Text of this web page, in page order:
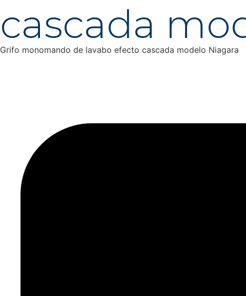
cascada
Grifo monomando de lavabo efecto cascada modelo Niagara